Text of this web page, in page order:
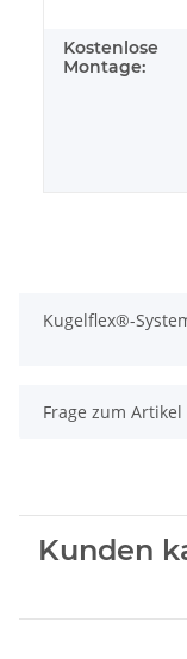
Kostenlose
Montage:
Kugelflex®-
Frage zum Artikel
Kunden